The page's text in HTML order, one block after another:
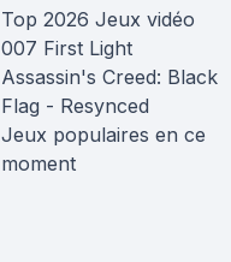
Top 2026 Jeux vidéo
007 First Light
Assassin's Creed: Black
Flag - Resynced
Jeux populaires en ce
moment